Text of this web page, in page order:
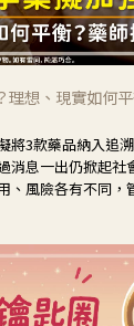
想、現實如何
將3款藥品納入追
消息一出仍掀起社
、風險各有不同，